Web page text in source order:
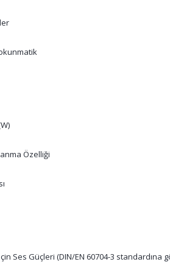
Özelliği
Ses Güçleri (DIN/EN 60704-3 standardına